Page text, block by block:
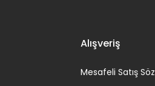
Alışveriş
Mesafeli Satış